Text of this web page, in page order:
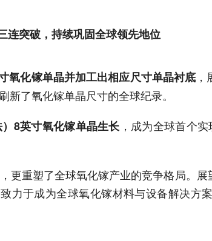
连突破，持续巩固全球领先地位
氧化镓单晶并加工出相应尺寸单晶衬底
了氧化镓单晶尺寸的全球纪录。
8英寸氧化镓单晶生长 ，成为全球首个
重塑了全球氧化镓产业的竞争格局。
力于成为全球氧化镓材料与设备解决方